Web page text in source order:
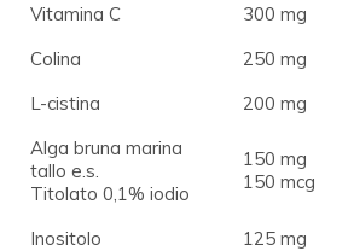
Vitamina C
300 mg
Colina
250 mg
L-cistina
200 mg
Alga bruna marina
tallo e.s.
Titolato 0,1% iodio
150 mg
150 mcg
Inositolo 125 mg